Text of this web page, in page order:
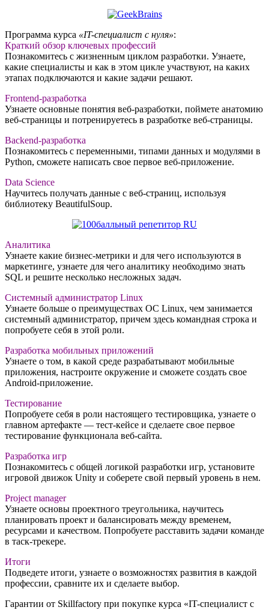
Программа курса «IT-специалист с нуля»:
Краткий обзор ключевых профессий
Познакомитесь с жизненным циклом разработки. Узнаете,
какие специалисты и как в этом цикле участвуют, на каких
этапах подключаются и какие задачи решают.
Frontend-разработка
Узнаете основные понятия веб-разработки, поймете анатомию
веб-страницы и потренируетесь в разработке веб-страницы.
Backend-разработка
Познакомитесь с переменными, типами данных и модулями в
Python, сможете написать свое первое веб-приложение.
Data Science
Научитесь получать данные с веб-страниц, используя
библиотеку BeautifulSoup.
Аналитика
Узнаете какие бизнес-метрики и для чего используются в
маркетинге, узнаете для чего аналитику необходимо знать
SQL и решите несколько несложных задач.
Системный администратор Linux
Узнаете больше о преимуществах ОС Linux, чем занимается
системный администратор, причем здесь командная строка и
попробуете себя в этой роли.
Разработка мобильных приложений
Узнаете о том, в какой среде разрабатывают мобильные
приложения, настроите окружение и сможете создать свое
Android-приложение.
Тестирование
Попробуете себя в роли настоящего тестировщика, узнаете о
главном артефакте — тест-кейсе и сделаете свое первое
тестирование функционала веб-сайта.
Разработка игр
Познакомитесь с общей логикой разработки игр, установите
игровой движок Unity и соберете свой первый уровень в нем.
Project manager
Узнаете основы проектного треугольника, научитесь
планировать проект и балансировать между временем,
ресурсами и качеством. Попробуете расставить задачи команде
в таск-трекере.
Итоги
Подведете итоги, узнаете о возможностях развития в каждой
профессии, сравните их и сделаете выбор.
Гарантии от Skillfactory при покупке курса «IT-специалист с